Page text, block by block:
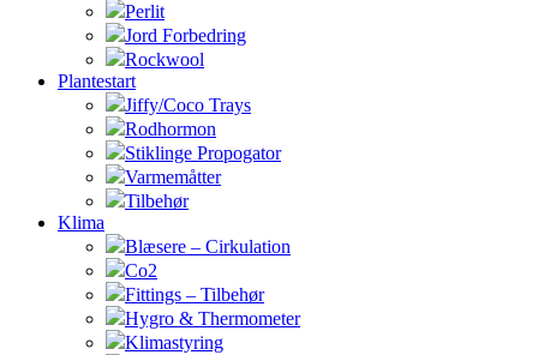
Perlit
Jord Forbedring
Rockwool
Plantestart
Jiffy/Coco Trays
Rodhormon
Stiklinge Propogator
Varmemåtter
Tilbehør
Klima
Blæsere – Cirkulation
Co2
Fittings – Tilbehør
Hygro & Thermometer
Klimastyring